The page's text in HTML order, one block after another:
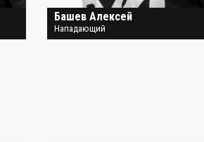
Башев Алексей
Нападающий